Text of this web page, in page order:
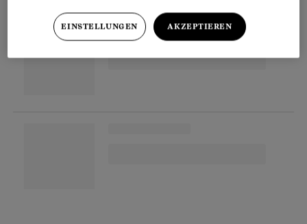
EINSTELLUNGEN AKZEPTIEREN